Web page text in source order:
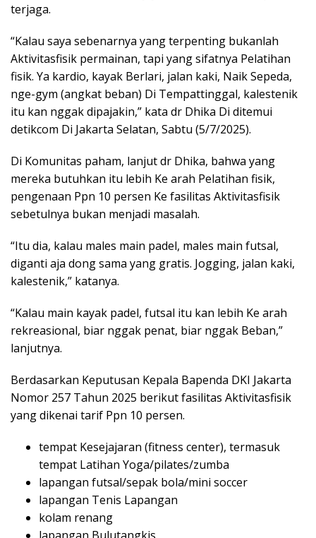
terjaga.
“Kalau saya sebenarnya yang terpenting bukanlah
Aktivitasfisik permainan, tapi yang sifatnya Pelatihan
fisik. Ya kardio, kayak Berlari, jalan kaki, Naik Sepeda,
nge-gym (angkat beban) Di Tempattinggal, kalestenik
itu kan nggak dipajakin,” kata dr Dhika Di ditemui
detikcom Di Jakarta Selatan, Sabtu (5/7/2025).
Di Komunitas paham, lanjut dr Dhika, bahwa yang
mereka butuhkan itu lebih Ke arah Pelatihan fisik,
pengenaan Ppn 10 persen Ke fasilitas Aktivitasfisik
sebetulnya bukan menjadi masalah.
“Itu dia, kalau males main padel, males main futsal,
diganti aja dong sama yang gratis. Jogging, jalan kaki,
kalestenik,” katanya.
“Kalau main kayak padel, futsal itu kan lebih Ke arah
rekreasional, biar nggak penat, biar nggak Beban,”
lanjutnya.
Berdasarkan Keputusan Kepala Bapenda DKI Jakarta
Nomor 257 Tahun 2025 berikut fasilitas Aktivitasfisik
yang dikenai tarif Ppn 10 persen.
tempat Kesejajaran (fitness center), termasuk
tempat Latihan Yoga/pilates/zumba
lapangan futsal/sepak bola/mini soccer
lapangan Tenis Lapangan
kolam renang